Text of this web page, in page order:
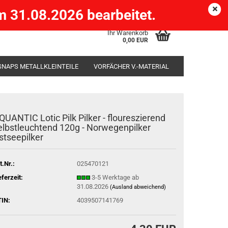
) Kundenlogin
Ihr Warenkorb
0,00 EUR
31.08.2026 bearbeitet.
METALLKLEINTEILE VORFÄCHER V.-MATERIAL
Lotic Pilk Pilker - floureszierend
120g - Norwegenpilker
025470121
3-5 Werktage ab
31.08.2026 (Ausland abweichend)
4039507141769